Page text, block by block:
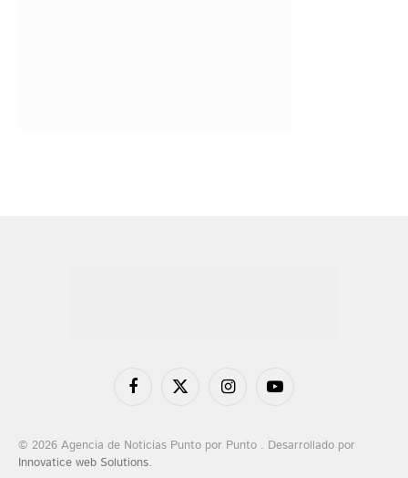
FacebookX
InstagramYouTube
© 2026 Agencia de Noticias Punto por Punto . Desarrollado por
Innovatice web Solutions.